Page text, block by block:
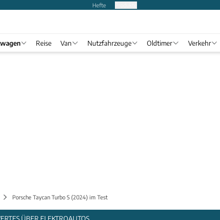
Hefte
Reise Van Nutzfahrzeuge Oldtimer Verkehr
Porsche Taycan Turbo S (2024) im Test
ÜBER ELEKTROAUTOS